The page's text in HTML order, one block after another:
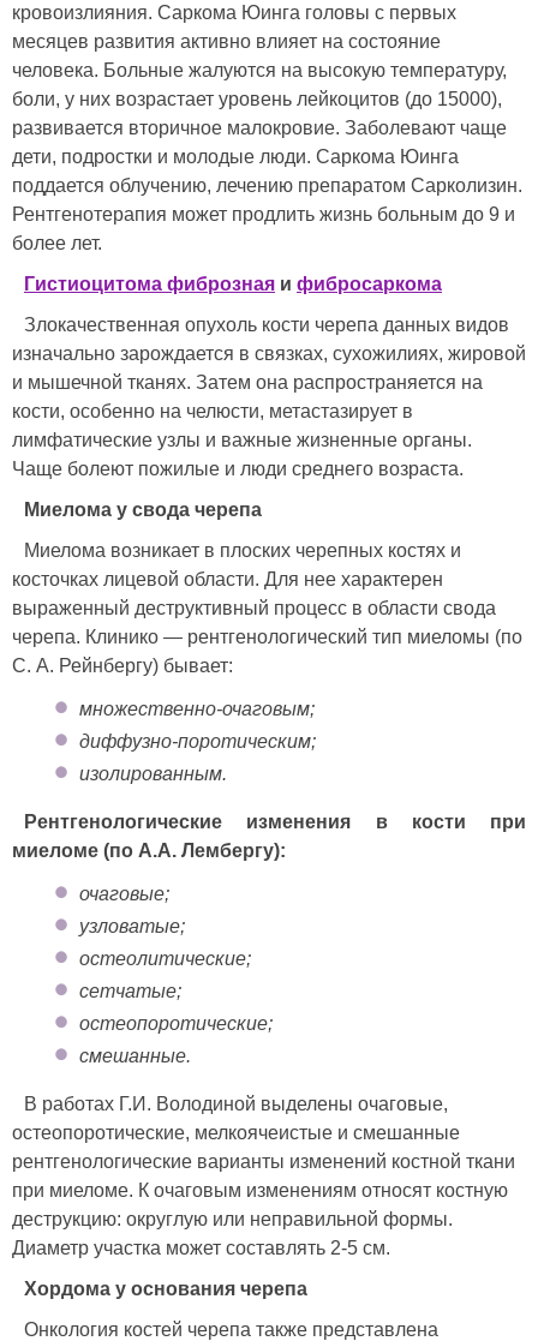
кровоизлияния. Саркома Юинга головы с первых
месяцев развития активно влияет на состояние
человека. Больные жалуются на высокую температуру,
боли, у них возрастает уровень лейкоцитов (до 15000),
развивается вторичное малокровие. Заболевают чаще
дети, подростки и молодые люди. Саркома Юинга
поддается облучению, лечению препаратом Сарколизин.
Рентгенотерапия может продлить жизнь больным до 9 и
более лет.
Гистиоцитома фиброзная и фибросаркома
Злокачественная опухоль кости черепа данных видов
изначально зарождается в связках, сухожилиях, жировой
и мышечной тканях. Затем она распространяется на
кости, особенно на челюсти, метастазирует в
лимфатические узлы и важные жизненные органы.
Чаще болеют пожилые и люди среднего возраста.
Миелома у свода черепа
Миелома возникает в плоских черепных костях и
косточках лицевой области. Для нее характерен
выраженный деструктивный процесс в области свода
черепа. Клинико — рентгенологический тип миеломы (по
С. А. Рейнбергу) бывает:
множественно-очаговым;
диффузно-поротическим;
изолированным.
Рентгенологические изменения в кости при
миеломе (по А.А. Лембергу):
очаговые;
узловатые;
остеолитические;
сетчатые;
остеопоротические;
смешанные.
В работах Г.И. Володиной выделены очаговые,
остеопоротические, мелкоячеистые и смешанные
рентгенологические варианты изменений костной ткани
при миеломе. К очаговым изменениям относят костную
деструкцию: округлую или неправильной формы.
Диаметр участка может составлять 2-5 см.
Хордома у основания черепа
Онкология костей черепа также представлена